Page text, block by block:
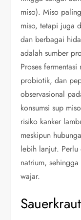
miso). Miso
miso, tetapi juga
dan berbagai
adalah sumber
Proses
probiotik, dan
observasional
konsumsi sup
risiko kanker
meskipun
lebih lanjut.
natrium,
wajar.
Sauerkraut